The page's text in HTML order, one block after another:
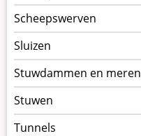
Scheepswerven
Sluizen
Stuwdammen en meren
Stuwen
Tunnels